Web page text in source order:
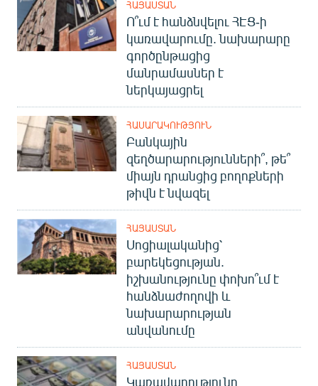
ՀԱՅԱՍՏԱՆ
Ո՞ւմ է հանձնվելու ՀԷՑ-ի
կառավարումը. նախարարը
գործընթացից
մանրամասներ է
ներկայացրել
ՀԱՍԱՐԱԿՈՒԹՅՈՒՆ
Բանկային
զեղծարարությունների՞, թե՞
միայն դրանցից բողոքների
թիվն է նվազել
ՀԱՅԱՍՏԱՆ
Սոցիալականից՝
բարեկեցության.
իշխանությունը փոխո՞ւմ է
հանձնաժողովի և
նախարարության
անվանումը
ՀԱՅԱՍՏԱՆ
Կառավարությունը